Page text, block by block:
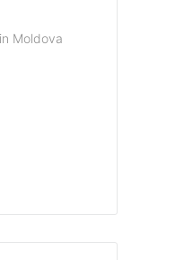
Moldova